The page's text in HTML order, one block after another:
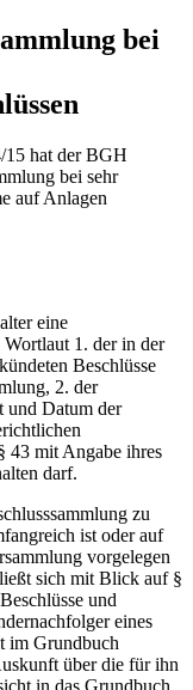
bei
hat der BGH
bei sehr
auf Anlagen
eine
1. der in der
Beschlüsse
2. der
und Datum der
43 mit Angabe ihres
darf.
zu
ist oder auf
vorgelegen
sich mit Blick auf §
und
eines
im Grundbuch
über die für ihn
in das Grundbuch